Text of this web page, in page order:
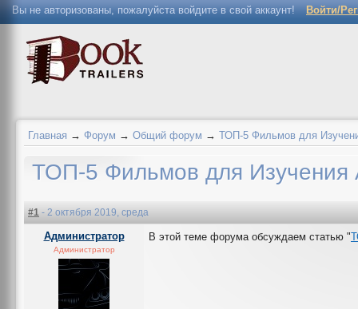
Вы не авторизованы, пожалуйста войдите в свой аккаунт! Войти/
Главная → Форум → Общий форум → ТОП-5 Фильмов для
ТОП-5 Фильмов для Изучения
#1 - 2 октября 2019, среда
Администратор
Администратор
В этой теме форума обсуждаем статью "